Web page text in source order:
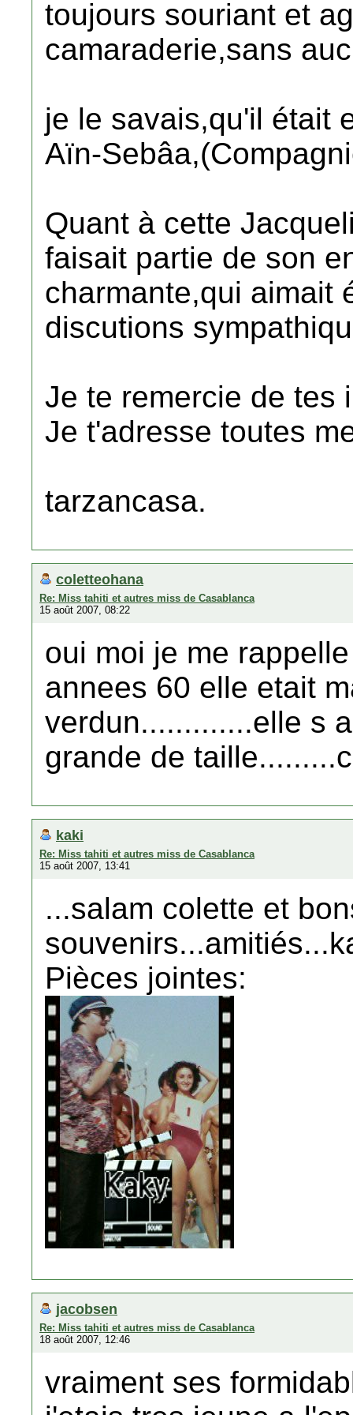
toujours souriant et
camaraderie,sans
je le savais,qu'il était
Aïn-
Quant à cette
faisait partie de son
charmante,qui aimait
discutions
Je te remercie de tes
Je t'adresse toutes
tarzancasa.
coletteohana
Re: Miss tahiti et autres miss de Casablanca
15 août 2007, 08:22
oui moi je me
annees 60 elle etait
verdun.............elle s
grande de
kaki
Re: Miss tahiti et autres miss de Casablanca
15 août 2007, 13:41
...salam colette et
Pièces jointes:
jacobsen
Re: Miss tahiti et autres miss de Casablanca
18 août 2007, 12:46
vraiment ses